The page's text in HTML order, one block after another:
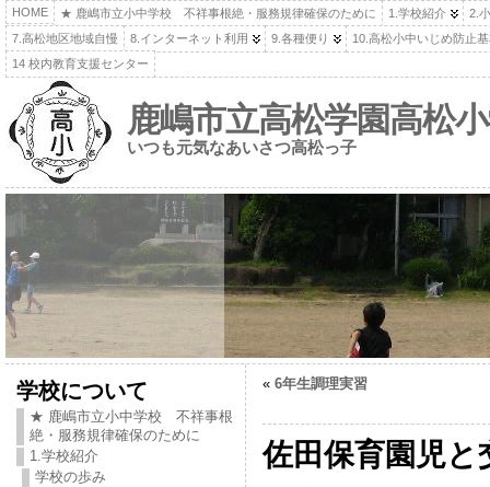
HOME ★ 鹿嶋市立小中学校 不祥事根絶・服務規律確保のために 1.学校紹介
2.
7.高松地区地域自慢
8.インターネット利用 9.各種便り
10.高松小中いじめ防止
14 校内教育支援センター
鹿嶋市立高松学園高松
いつも元気なあいさつ高松っ子
学校について
★ 鹿嶋市立小中学校 不祥事根
絶・服務規律確保のために
1.学校紹介
学校の歩み
« 6年生調理実習
佐田保育園児